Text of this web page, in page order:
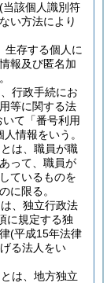
(当該個人識別符
い方法により
生存する個人に
報及び匿名加
行政手続にお
等に関する法
て「番号利用
情報をいう。
は、職員が職
って、職員が
ているものを
に限る。
、独立行政法
に規定する独
(平成15年法律
る法人をい
は、地方独立